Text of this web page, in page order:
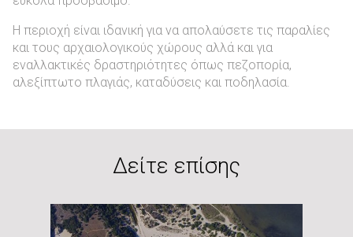
Η περιοχή είναι ιδανική για να απολαύσετε τις παραλίες
και τους αρχαιολογικούς χώρους αλλά και για
εναλλακτικές δραστηριότητες όπως πεζοπορία,
αλεξίπτωτο πλαγιάς, καταδύσεις και ποδηλασία.
Δείτε επίσης